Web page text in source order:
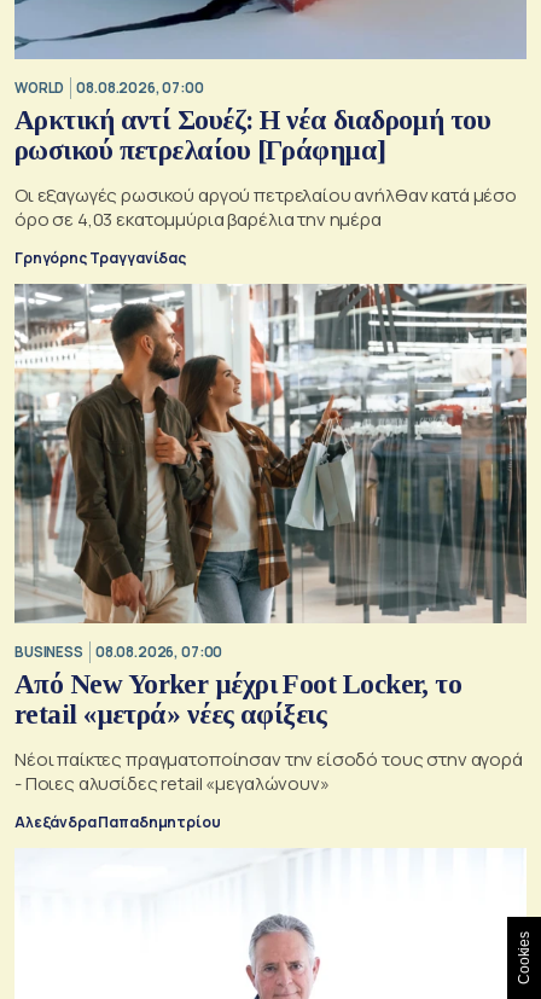
WORLD 08.08.2026, 07:00
Αρκτική αντί Σουέζ: Η νέα διαδρομή του
ρωσικού πετρελαίου [Γράφημα]
Οι εξαγωγές ρωσικού αργού πετρελαίου ανήλθαν κατά μέσο
όρο σε 4,03 εκατομμύρια βαρέλια την ημέρα
Γρηγόρης Τραγγανίδας
BUSINESS 08.08.2026, 07:00
Από New Yorker μέχρι Foot Locker, το
retail «μετρά» νέες αφίξεις
Νέοι παίκτες πραγματοποίησαν την είσοδό τους στην αγορά
- Ποιες αλυσίδες retail «μεγαλώνουν»
Αλεξάνδρα Παπαδημητρίου
Cookies